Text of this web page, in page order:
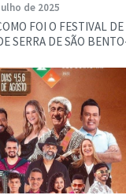
de 2025
FOI O FESTIVAL DE
SERRA DE SÃO